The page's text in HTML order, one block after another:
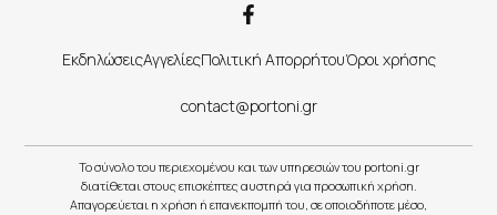
ΕκδηλώσειςΑγγελίεςΠολιτική ΑπορρήτουΌροι χρήσης
contact@portoni.gr
Το σύνολο του περιεχομένου και των υπηρεσιών του portoni.gr
διατίθεται στους επισκέπτες αυστηρά για προσωπική χρήση.
Απαγορεύεται η χρήση ή επανεκπομπή του, σε οποιοδήποτε μέσο,